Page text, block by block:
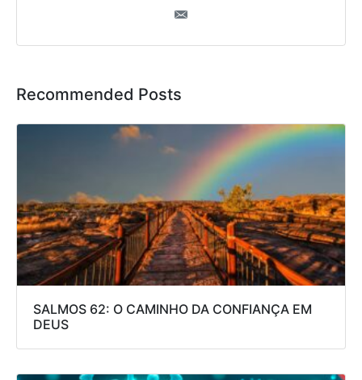
Recommended Posts
SALMOS 62: O CAMINHO DA CONFIANÇA EM
DEUS